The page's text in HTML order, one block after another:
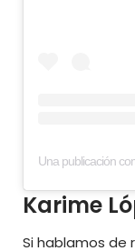
Karime
Si hablamos de